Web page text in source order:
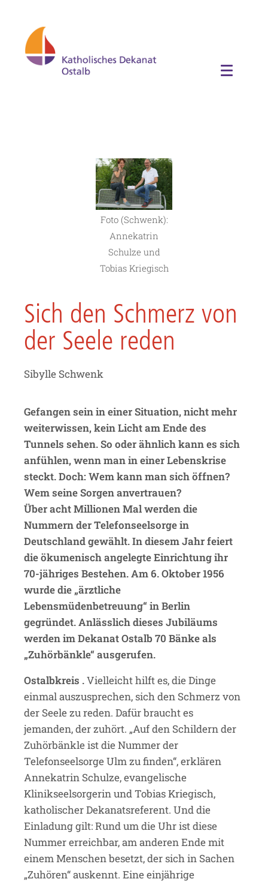
Foto (Schwenk):
Annekatrin
Schulze und
Tobias Kriegisch
Sich den Schmerz von
der Seele reden
Sibylle Schwenk
Gefangen sein in einer Situation, nicht mehr
weiterwissen, kein Licht am Ende des
Tunnels sehen. So oder ähnlich kann es sich
anfühlen, wenn man in einer Lebenskrise
steckt. Doch: Wem kann man sich öffnen?
Wem seine Sorgen anvertrauen?
Über acht Millionen Mal werden die
Nummern der Telefonseelsorge in
Deutschland gewählt. In diesem Jahr feiert
die ökumenisch angelegte Einrichtung ihr
70-jähriges Bestehen. Am 6. Oktober 1956
wurde die „ärztliche
Lebensmüdenbetreuung“ in Berlin
gegründet. Anlässlich dieses Jubiläums
werden im Dekanat Ostalb 70 Bänke als
„Zuhörbänkle“ ausgerufen.
Ostalbkreis .Vielleicht hilft es, die Dinge
einmal auszusprechen, sich den Schmerz von
der Seele zu reden. Dafür braucht es
jemanden, der zuhört. „Auf den Schildern der
Zuhörbänkle ist die Nummer der
Telefonseelsorge Ulm zu finden“, erklären
Annekatrin Schulze, evangelische
Klinikseelsorgerin und Tobias Kriegisch,
katholischer Dekanatsreferent. Und die
Einladung gilt: Rund um die Uhr ist diese
Nummer erreichbar, am anderen Ende mit
einem Menschen besetzt, der sich in Sachen
„Zuhören“ auskennt. Eine einjährige